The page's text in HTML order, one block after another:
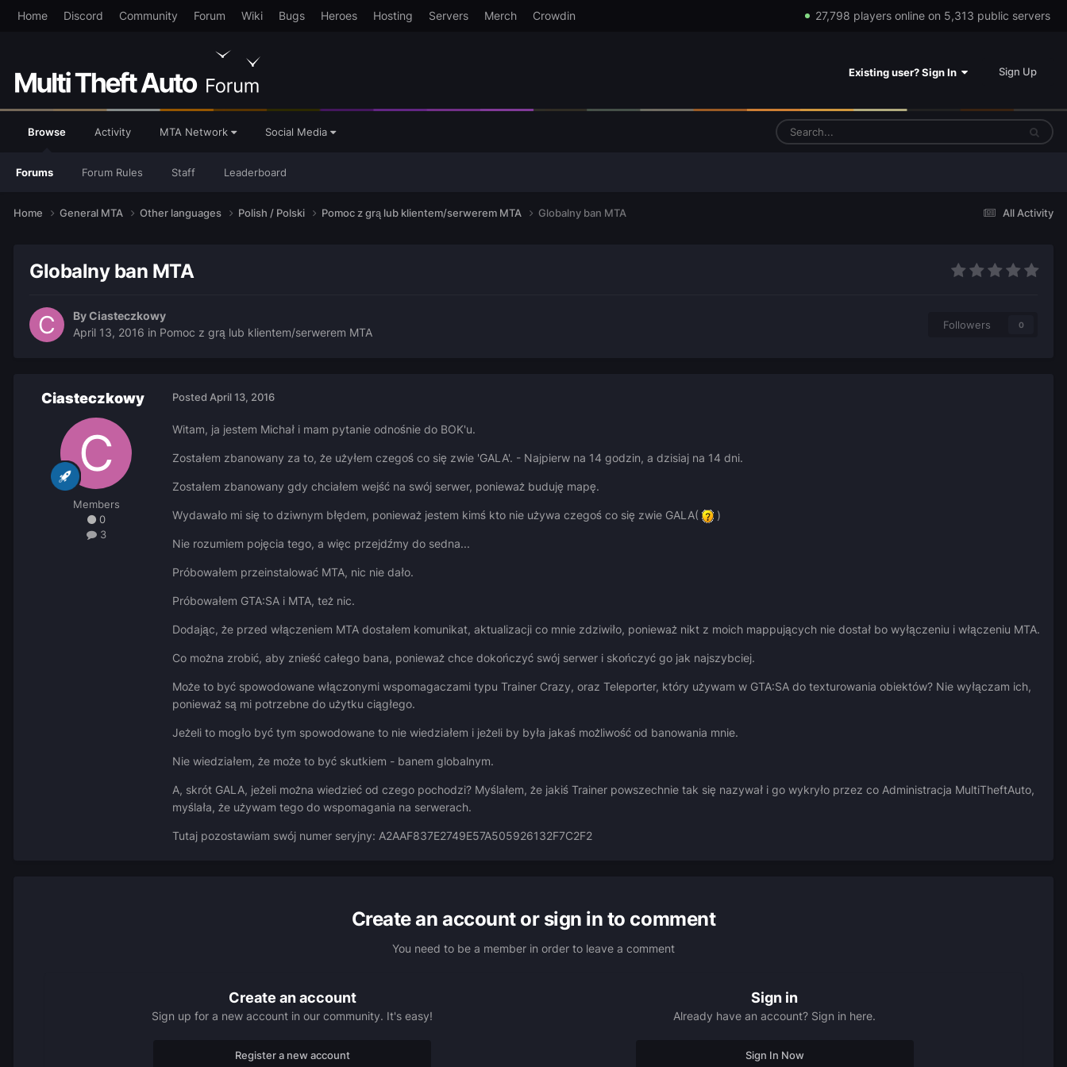
Home Discord Community Forum Wiki Bugs Heroes Hosting Servers Merch Crowdin 27,798 players online on 5,313 public servers
Existing user? Sign In Sign Up
Browse
Forums Forum Rules Staff Leaderboard
Activity MTA Network Social Media
All Activity
Home General MTA Other languages Polish / Polski Pomoc z grą lub klientem/serwerem MTA Globalny ban MTA
Globalny ban MTA
ByCiasteczkowy
April 13, 2016 in Pomoc z grą lub klientem/serwerem MTA
Followers 0
Ciasteczkowy
Members
0
3
Posted April 13, 2016
Witam, ja jestem Michał i mam pytanie odnośnie do BOK'u.
Zostałem zbanowany za to, że użyłem czegoś co się zwie 'GALA'. - Najpierw na 14 godzin, a dzisiaj na 14 dni.
Zostałem zbanowany gdy chciałem wejść na swój serwer, ponieważ buduję mapę.
Wydawało mi się to dziwnym błędem, ponieważ jestem kimś kto nie używa czegoś co się zwie GALA( )
Nie rozumiem pojęcia tego, a więc przejdźmy do sedna...
Próbowałem przeinstalować MTA, nic nie dało.
Próbowałem GTA:SA i MTA, też nic.
Dodając, że przed włączeniem MTA dostałem komunikat, aktualizacji co mnie zdziwiło, ponieważ nikt z moich mappujących nie dostał bo wyłączeniu i włączeniu MTA.
Co można zrobić, aby znieść całego bana, ponieważ chce dokończyć swój serwer i skończyć go jak najszybciej.
Może to być spowodowane włączonymi wspomagaczami typu Trainer Crazy, oraz Teleporter, który używam w GTA:SA do texturowania obiektów? Nie wyłączam ich,
ponieważ są mi potrzebne do użytku ciągłego.
Jeżeli to mogło być tym spowodowane to nie wiedziałem i jeżeli by była jakaś możliwość od banowania mnie.
Nie wiedziałem, że może to być skutkiem - banem globalnym.
A, skrót GALA, jeżeli można wiedzieć od czego pochodzi? Myślałem, że jakiś Trainer powszechnie tak się nazywał i go wykryło przez co Administracja MultiTheftAuto,
myślała, że używam tego do wspomagania na serwerach.
Tutaj pozostawiam swój numer seryjny: A2AAF837E2749E57A505926132F7C2F2
Create an account or sign in to comment
You need to be a member in order to leave a comment
Create an account
Sign up for a new account in our community. It's easy!
Register a new account
Sign in
Already have an account? Sign in here.
Sign In Now